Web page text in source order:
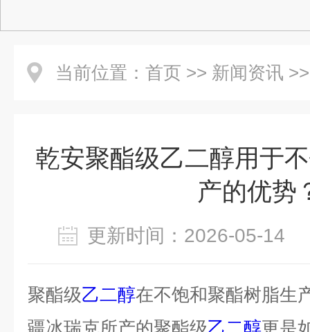
当前位置： 首页 >> 新闻资讯
乾安聚酯级乙二醇用于
产的优势
更新时间：2026-05-
聚酯级乙二醇在不饱和聚酯树脂生
疆冰瑞克所产的聚酯级乙二醇更是